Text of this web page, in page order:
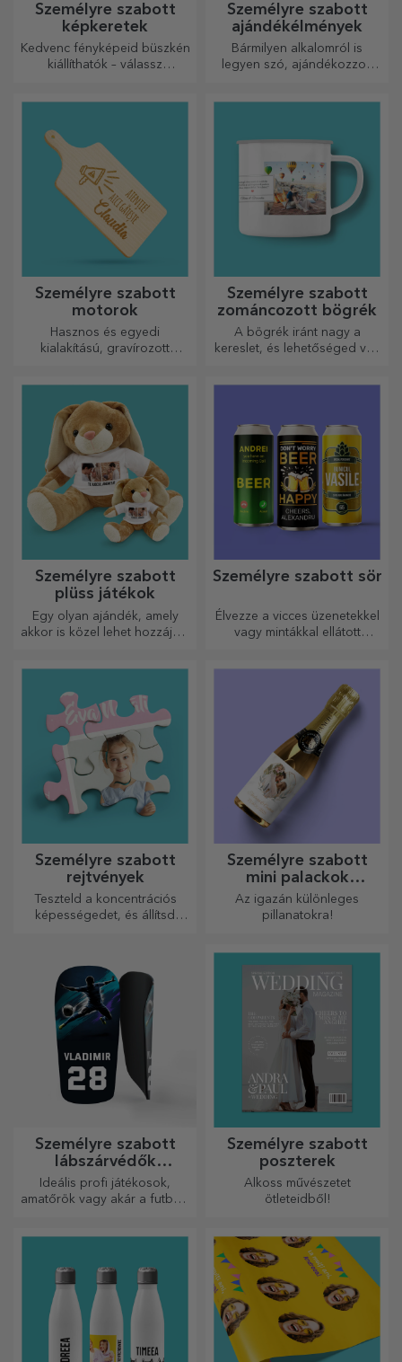
Személyre szabott
képkeretek
Kedvenc fényképeid büszkén
kiállíthatók – válassz
Személyre szabott
ajándékélmények
Bármilyen alkalomról is
legyen szó, ajándékozzon
Személyre szabott
motorok
Hasznos és egyedi
kialakítású, gravírozott
Személyre szabott
zománcozott bögrék
A bögrék iránt nagy a
kereslet, és lehetőséged van
Személyre szabott
plüss játékok
Egy olyan ajándék, amely
akkor is közel lehet hozzájuk,
pontosan alkalmasak
ölelgetésre!
Személyre szabott sör
Élvezze a vicces üzenetekkel
vagy mintákkal ellátott
Személyre szabott
rejtvények
Teszteld a koncentrációs
képességedet, és állítsd
fotóidból.
Személyre szabott
mini palackok
pezsgővel
Az igazán különleges
pillanatokra!
Személyre szabott
lábszárvédők
futballhoz
Ideális profi játékosok,
amatőrök vagy akár a futballt
Személyre szabott
poszterek
Alkoss művészetet
ötleteidből!